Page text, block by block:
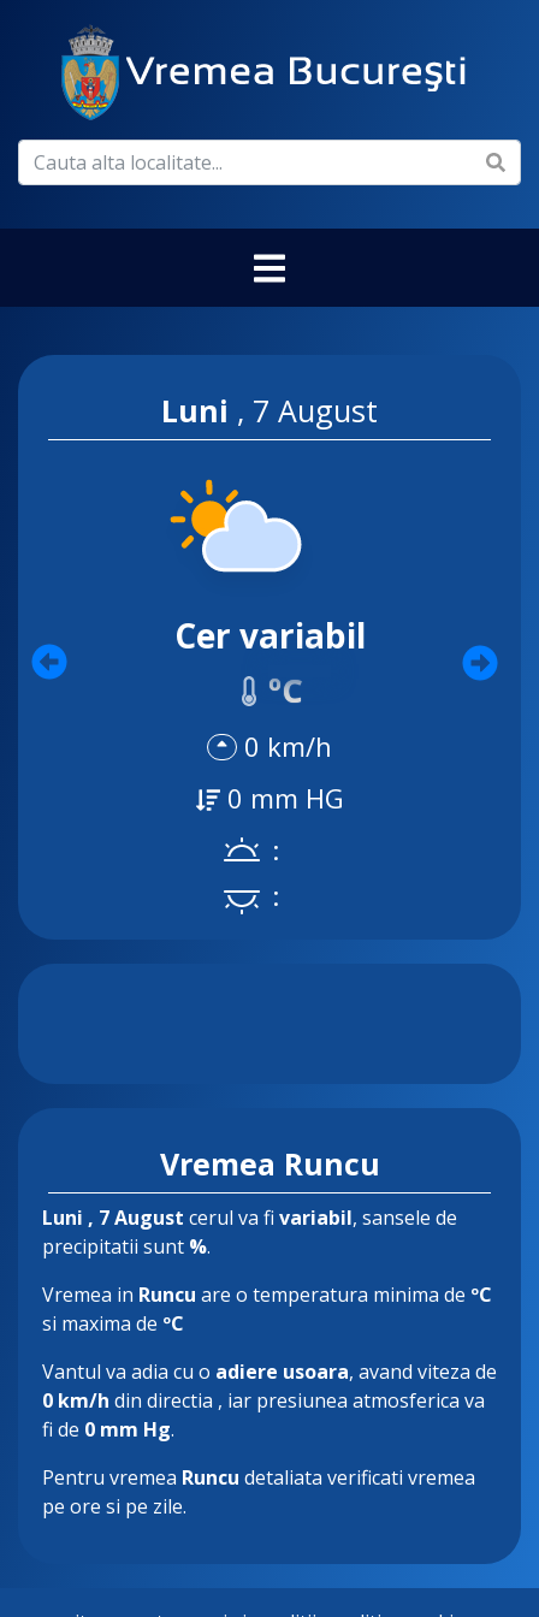
Luni , 7 August
Cer variabil
ºC
0 km/h
0 mm HG
:
:
Vremea Runcu
Luni , 7 August cerul va fi variabil, sansele de
precipitatii sunt %.
Vremea in Runcu are o temperatura minima de ºC
si maxima de ºC
Vantul va adia cu o adiere usoara, avand viteza de
0 km/h din directia , iar presiunea atmosferica va
fi de 0 mm Hg.
Pentru vremea Runcu detaliata verificati vremea
pe ore si pe zile.